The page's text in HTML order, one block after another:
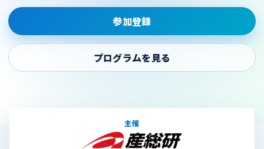
参加登録
プログラムを見る
主催